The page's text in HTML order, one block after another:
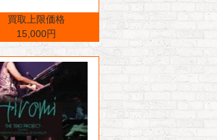
買取上限価格
15,000円